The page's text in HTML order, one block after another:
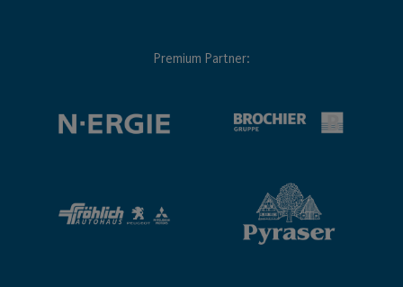
Premium Partner: